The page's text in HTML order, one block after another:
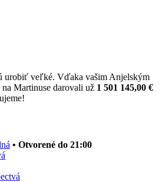
urobiť veľké. Vďaka vašim Anjelským
Martinuse darovali už 1 501 145,00 €
• Otvorené do 21:00